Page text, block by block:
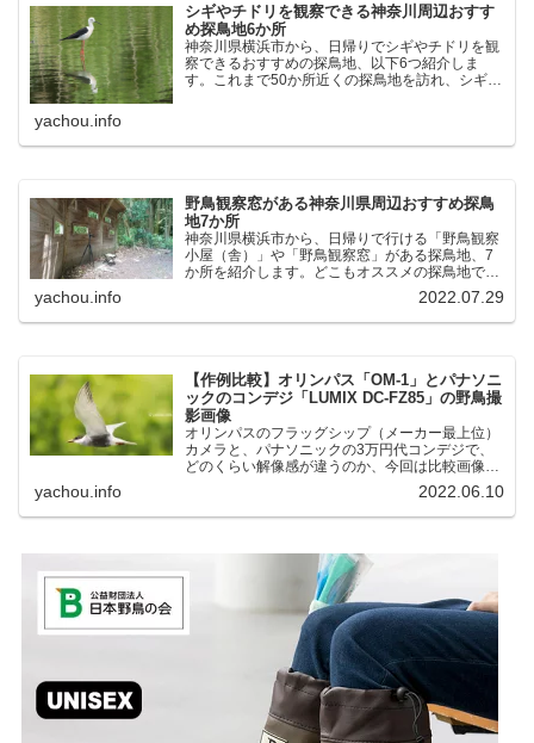
シギやチドリを観察できる神奈川周辺おすす
め探鳥地6か所
神奈川県横浜市から、日帰りでシギやチドリを観
察できるおすすめの探鳥地、以下6つ紹介しま
す。これまで50か所近くの探鳥地を訪れ、シギや
yachou.info
野鳥観察窓がある神奈川県周辺おすすめ探鳥
地7か所
神奈川県横浜市から、日帰りで行ける「野鳥観察
小屋（舎）」や「野鳥観察窓」がある探鳥地、7
か所を紹介します。どこもオススメの探鳥地で
す。実際に訪れてみると、野山にいる野鳥、海や
湖にいる野鳥それぞれ違う観察になりました。街
中にあり、電車で行ける...
yachou.info 2022.07.29
【作例比較】オリンパス「OM-1」とパナソニ
ックのコンデジ「LUMIX DC-FZ85」の野鳥撮
影画像
オリンパスのフラッグシップ（メーカー最上位）
カメラと、パナソニックの3万円代コンデジで、
どのくらい解像感が違うのか、今回は比較画像を
紹介します。私はコンデジを愛用しているのです
が、相棒がオリンパス「OM-1」を使い始めたと
ころ、同じ被写体で...
yachou.info 2022.06.10